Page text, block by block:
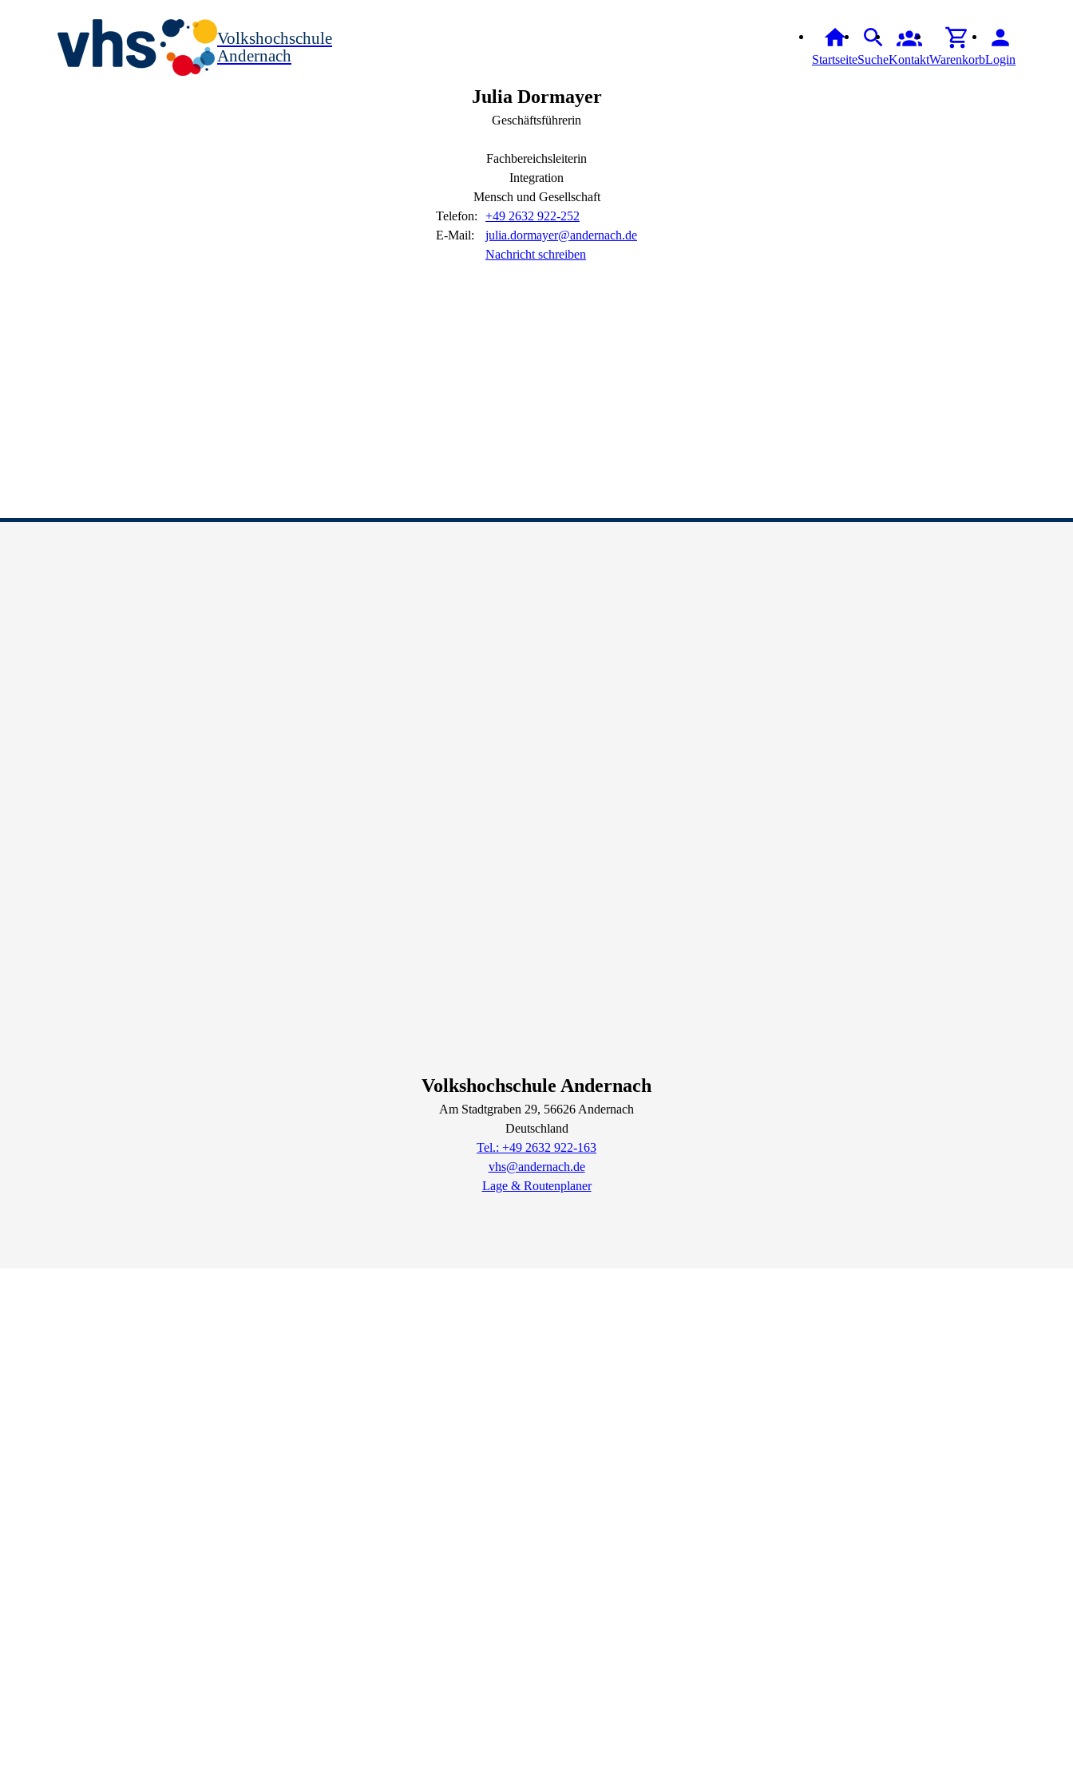
Volkshochschule
Andernach
StartseiteSucheKontaktWarenkorbLogin
Julia Dormayer
Geschäftsführerin
Fachbereichsleiterin
Integration
Mensch und Gesellschaft
Telefon:
+49 2632 922-252
E-Mail:
julia.dormayer@andernach.de
Nachricht schreiben
Volkshochschule Andernach
Am Stadtgraben 29, 56626 Andernach
Deutschland
Tel.: +49 2632 922-163
vhs@andernach.de
Lage & Routenplaner